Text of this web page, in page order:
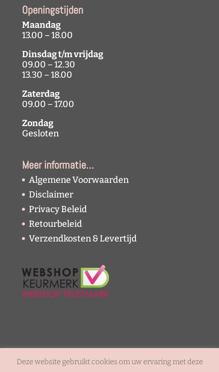
Openingstijden
Maandag
13.00 – 18.00
Dinsdag t/m vrijdag
09.00 – 12.30
13.30 – 18.00
Zaterdag
09.00 – 17.00
Zondag
Gesloten
Meer informatie…
Algemene Voorwaarden
Disclaimer
Privacy Beleid
Retourbeleid
Verzendkosten & Levertijd